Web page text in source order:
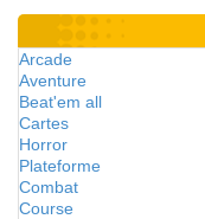
Arcade
Aventure
Beat'em all
Cartes
Horror
Plateforme
Combat
Course